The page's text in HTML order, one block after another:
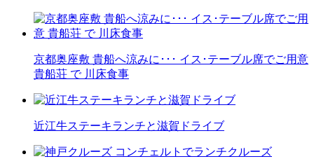
京都奥座敷 貴船へ涼みに･･･ イス･テーブル席でご用意
貴船荘 で 川床食事
近江牛ステーキランチと滋賀ドライブ